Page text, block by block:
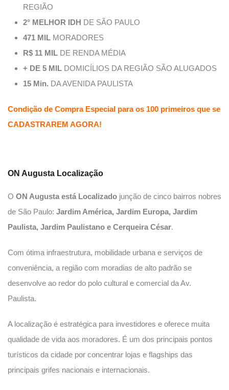
REGIÃO
2° MELHOR IDH DE SÃO PAULO
471 MIL MORADORES
R$ 11 MIL DE RENDA MÉDIA
+ DE 5 MIL DOMICÍLIOS DA REGIÃO SÃO ALUGADOS
15 Min. DA AVENIDA PAULISTA
Condição de Compra Especial para os 100 primeiros que se
CADASTRAREM AGORA!
ON Augusta Localização
O ON Augusta está Localizado junção de cinco bairros nobres
de São Paulo: Jardim América, Jardim Europa, Jardim
Paulista, Jardim Paulistano e Cerqueira César.
Com ótima infraestrutura, mobilidade urbana e serviços de
conveniência, a região com moradias de alto padrão se
desenvolve ao redor do polo cultural e comercial da Av.
Paulista.
A localização é estratégica para investidores e oferece muita
qualidade de vida aos moradores. É um dos principais pontos
turísticos da cidade por concentrar lojas e flagships das
principais grifes nacionais e internacionais.